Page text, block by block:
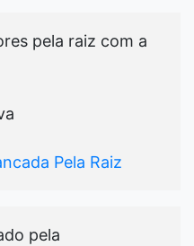
pela raiz com a
Pela Raiz
pela